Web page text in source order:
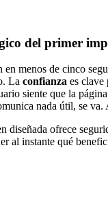
del primer
en menos de cinco
La confianza es clave
siente que la
nada útil, se va.
diseñada ofrece
al instante qué